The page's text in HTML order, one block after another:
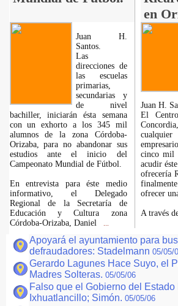
en
Juan H.
Santos.
Las
direcciones de
las escuelas
primarias,
secundarias y
de nivel
bachiller, iniciarán ésta semana
con un exhorto a los 345 mil
alumnos de la zona Córdoba-
Orizaba, para no abandonar sus
estudios ante el inicio del
Campeonato Mundial de Fútbol.
En entrevista para éste medio
informativo, el Delegado
Regional de la Secretaría de
Educación y Cultura zona
Córdoba-Orizaba, Daniel
Juan H.
El
cinco mil
acudir
ofrecería
ofrecer
A través
Apoyará el ayuntamiento para
defraudadores: Stadelmann 05/05/
Gerardo Lagunes Hace Suyo, el
Madres Solteras. 05/05/06
Falso que el Gobierno del Estado
Ixhuatlancillo; Simón. 05/05/06